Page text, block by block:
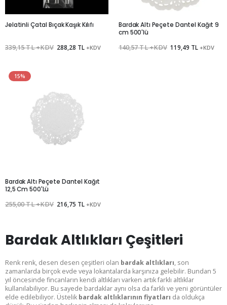
Jelatinli Çatal Bıçak Kaşık Kılıfı
339,15 TL +KDV 288,28 TL +KDV
Bardak Altı Peçete Dantel Kağıt 9
cm 500'lü
140,57 TL +KDV 119,49 TL +KDV
15%
Bardak Altı Peçete Dantel Kağıt
12,5 Cm 500'Lü
255,00 TL +KDV 216,75 TL +KDV
Bardak Altlıkları Çeşitleri
Renk renk, desen desen çeşitleri olan bardak altlıkları, son
zamanlarda birçok evde veya lokantalarda karşınıza gelebilir. Bundan 5
yıl öncesinde fincanların kendi altlıkları varken artık farklı altlıklar
kullanılabiliyor. Bu sayede bardaklar aynı olsa da farklı ve yeni görüntüler
elde edilebiliyor. Üstelik bardak altlıklarının fiyatları da oldukça